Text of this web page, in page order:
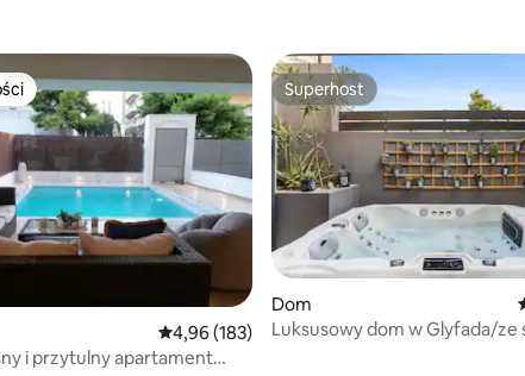
liczba recenzji: 232
Średnia ocena: 4,96 na 5, liczba recenzji: 183
4,96 (183)
i przytulny apartament
Superhost
Superhost
Dom
Luksusowy dom w Glyfada/ze